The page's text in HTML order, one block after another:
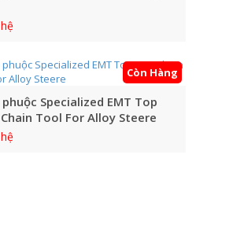
Còn Hàng
phuộc Specialized EMT Top
Chain Tool For Alloy Steere